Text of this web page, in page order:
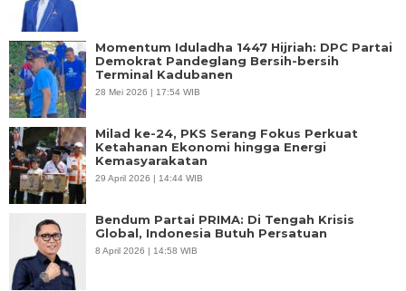
Momentum Iduladha 1447 Hijriah: DPC Partai
Demokrat Pandeglang Bersih-bersih
Terminal Kadubanen
28 Mei 2026 | 17:54 WIB
Milad ke-24, PKS Serang Fokus Perkuat
Ketahanan Ekonomi hingga Energi
Kemasyarakatan
29 April 2026 | 14:44 WIB
Bendum Partai PRIMA: Di Tengah Krisis
Global, Indonesia Butuh Persatuan
8 April 2026 | 14:58 WIB